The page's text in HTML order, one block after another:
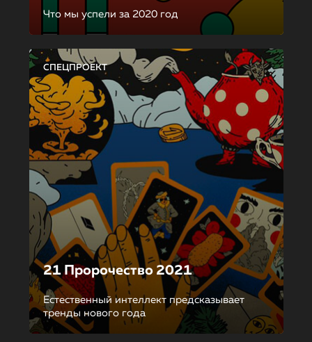
Что мы успели за 2020 год
СПЕЦПРОЕКТ
21 Пророчество 2021
Естественный интеллект предсказывает
тренды нового года